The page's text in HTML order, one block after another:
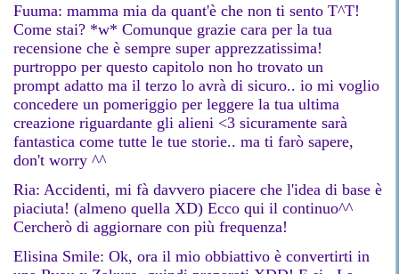
Fuuma: mamma mia da quant'è che non ti sento T^T!
Come stai? *w* Comunque grazie cara per la tua
recensione che è sempre super apprezzatissima!
purtroppo per questo capitolo non ho trovato un
prompt adatto ma il terzo lo avrà di sicuro.. io mi voglio
concedere un pomeriggio per leggere la tua ultima
creazione riguardante gli alieni <3 sicuramente sarà
fantastica come tutte le tue storie.. ma ti farò sapere,
don't worry ^^
Ria: Accidenti, mi fà davvero piacere che l'idea di base è
piaciuta! (almeno quella XD) Ecco qui il continuo^^
Cercherò di aggiornare con più frequenza!
Elisina Smile: Ok, ora il mio obbiattivo è convertirti in